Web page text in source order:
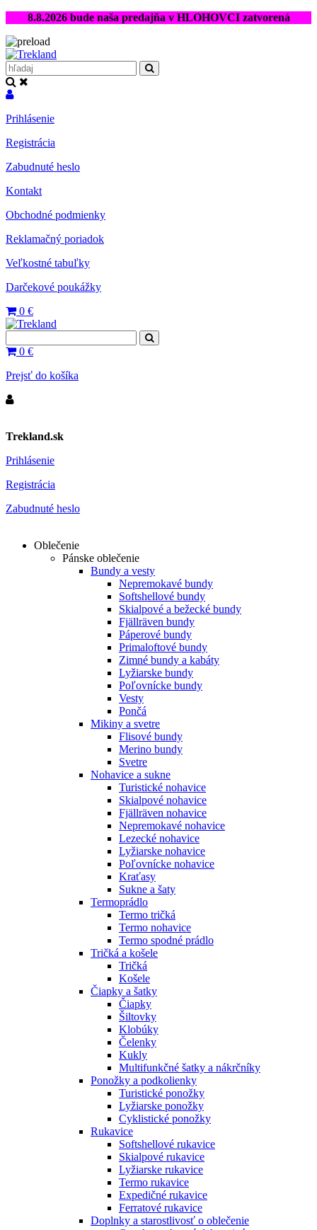
8.8.2026 bude naša predajňa v HLOHOVCI zatvorená
Prihlásenie
Registrácia
Zabudnuté heslo
Kontakt
Obchodné podmienky
Reklamačný poriadok
Veľkostné tabuľky
Darčekové poukážky
0 €
0 €
Prejsť do košíka
Trekland.sk
Prihlásenie
Registrácia
Zabudnuté heslo
Oblečenie
Pánske oblečenie
Bundy a vesty
Nepremokavé bundy
Softshellové bundy
Skialpové a bežecké bundy
Fjällräven bundy
Páperové bundy
Primaloftové bundy
Zimné bundy a kabáty
Lyžiarske bundy
Poľovnícke bundy
Vesty
Pončá
Mikiny a svetre
Flisové bundy
Merino bundy
Svetre
Nohavice a sukne
Turistické nohavice
Skialpové nohavice
Fjällräven nohavice
Nepremokavé nohavice
Lezecké nohavice
Lyžiarske nohavice
Poľovnícke nohavice
Kraťasy
Sukne a šaty
Termoprádlo
Termo tričká
Termo nohavice
Termo spodné prádlo
Tričká a košele
Tričká
Košele
Čiapky a šatky
Čiapky
Šiltovky
Klobúky
Čelenky
Kukly
Multifunkčné šatky a nákrčníky
Ponožky a podkolienky
Turistické ponožky
Lyžiarske ponožky
Cyklistické ponožky
Rukavice
Softshellové rukavice
Skialpové rukavice
Lyžiarske rukavice
Termo rukavice
Expedičné rukavice
Ferratové rukavice
Doplnky a starostlivosť o oblečenie